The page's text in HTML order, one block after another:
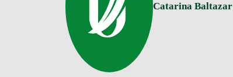
Catarina Baltazar